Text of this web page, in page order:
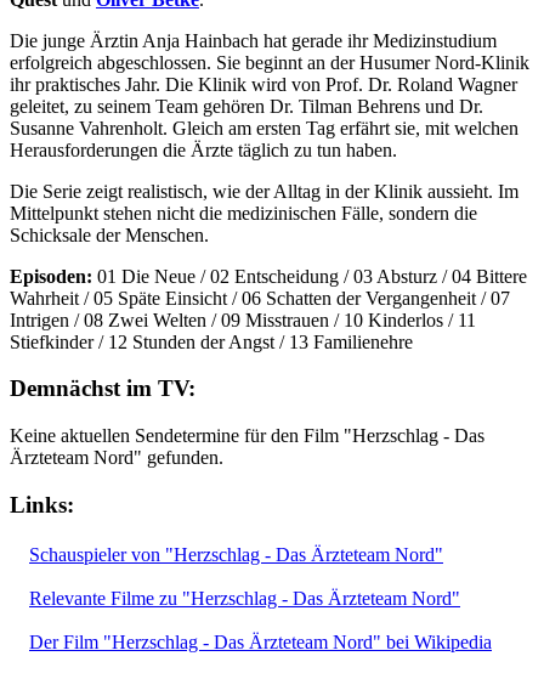
Die junge Ärztin Anja Hainbach hat gerade ihr Medizinstudium
erfolgreich abgeschlossen. Sie beginnt an der Husumer Nord-Klinik
ihr praktisches Jahr. Die Klinik wird von Prof. Dr. Roland Wagner
geleitet, zu seinem Team gehören Dr. Tilman Behrens und Dr.
Susanne Vahrenholt. Gleich am ersten Tag erfährt sie, mit welchen
Herausforderungen die Ärzte täglich zu tun haben.
Die Serie zeigt realistisch, wie der Alltag in der Klinik aussieht. Im
Mittelpunkt stehen nicht die medizinischen Fälle, sondern die
Schicksale der Menschen.
Episoden: 01 Die Neue / 02 Entscheidung / 03 Absturz / 04 Bittere
Wahrheit / 05 Späte Einsicht / 06 Schatten der Vergangenheit / 07
Intrigen / 08 Zwei Welten / 09 Misstrauen / 10 Kinderlos / 11
Stiefkinder / 12 Stunden der Angst / 13 Familienehre
Demnächst im TV:
Keine aktuellen Sendetermine für den Film "Herzschlag - Das
Ärzteteam Nord" gefunden.
Links:
Schauspieler von "Herzschlag - Das Ärzteteam Nord"
Relevante Filme zu "Herzschlag - Das Ärzteteam Nord"
Der Film "Herzschlag - Das Ärzteteam Nord" bei Wikipedia